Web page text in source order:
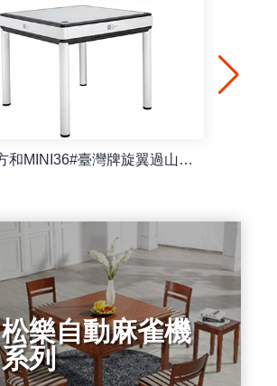
最新款方和MINI36#臺灣牌旋翼過山車餐桌/摺疊麻雀機
松樂自動麻雀機
系列